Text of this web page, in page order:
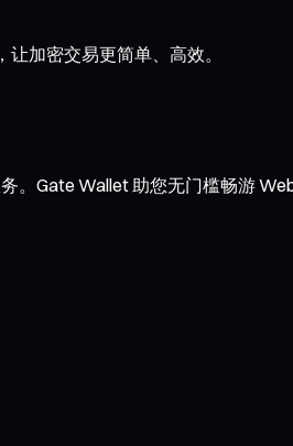
加密交易更简单、高效。
。Gate Wallet 助您无门槛畅游